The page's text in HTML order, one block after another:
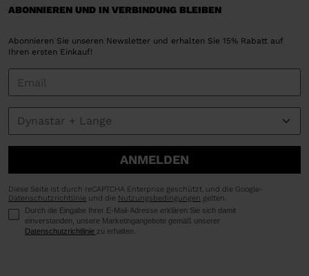
ABONNIEREN UND IN VERBINDUNG BLEIBEN
Abonnieren Sie unseren Newsletter und erhalten Sie 15% Rabatt auf
Ihren ersten Einkauf!
ANMELDEN
Diese Seite ist durch reCAPTCHA Enterprise geschützt, und die Google-
Datenschutzrichtlinie und die Nutzungsbedingungen gelten.
Durch die Eingabe Ihrer E-Mail-Adresse erklären Sie sich damit
einverstanden, unsere Marketingangebote gemäß unserer
Datenschutzrichtlinie zu erhalten.